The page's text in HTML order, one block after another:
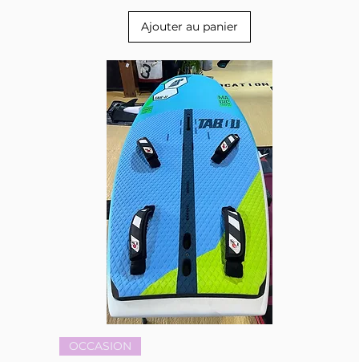
Ajouter au panier
OCCASION